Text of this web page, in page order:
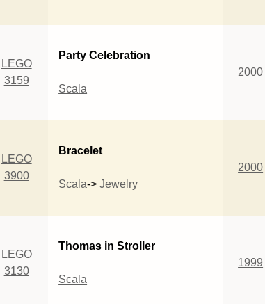
LEGO
3159
Party Celebration
Scala
2000
LEGO
3900
Bracelet
Scala->Jewelry
2000
LEGO
3130
Thomas in Stroller
Scala
1999